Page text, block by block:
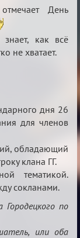
День
как всё
не хватает.
дня 26
для членов
обладающий
клана ГГ.
тематикой.
сокланами.
по
или оба